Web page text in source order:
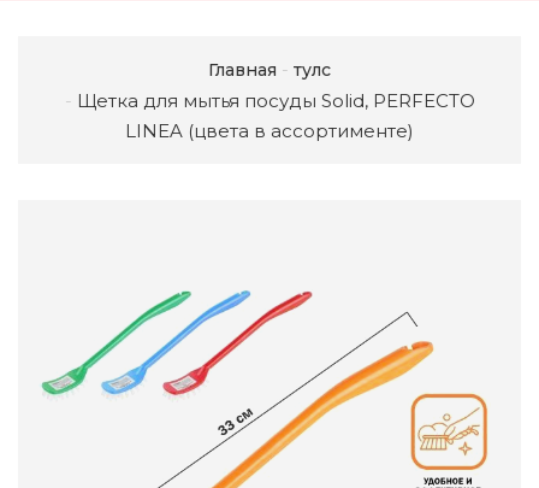
Главная тулс
Щетка для мытья посуды Solid, PERFECTO
LINEA (цвета в ассортименте)